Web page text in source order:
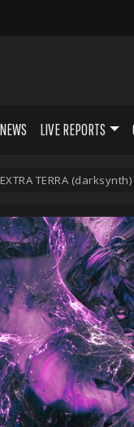
NEWS LIVE REPORTS
EXTRA TERRA